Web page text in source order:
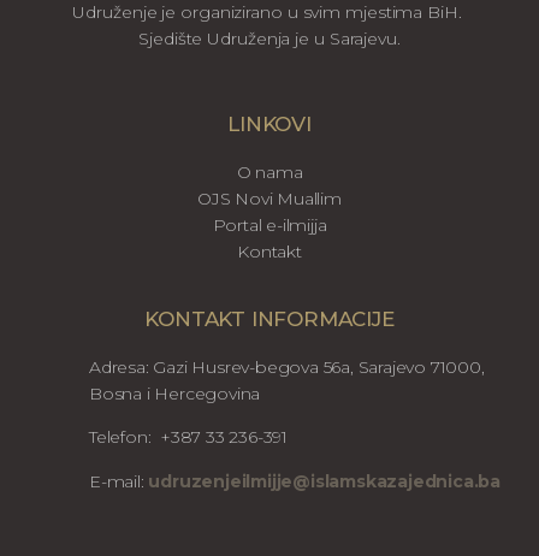
Udruženje je organizirano u svim mjestima BiH.
Sjedište Udruženja je u Sarajevu.
LINKOVI
O nama
OJS Novi Muallim
Portal e-ilmijja
Kontakt
KONTAKT INFORMACIJE
Adresa: Gazi Husrev-begova 56a, Sarajevo 71000,
Bosna i Hercegovina
Telefon: +387 33 236-391
E-mail: udruzenjeilmijje@islamskazajednica.ba